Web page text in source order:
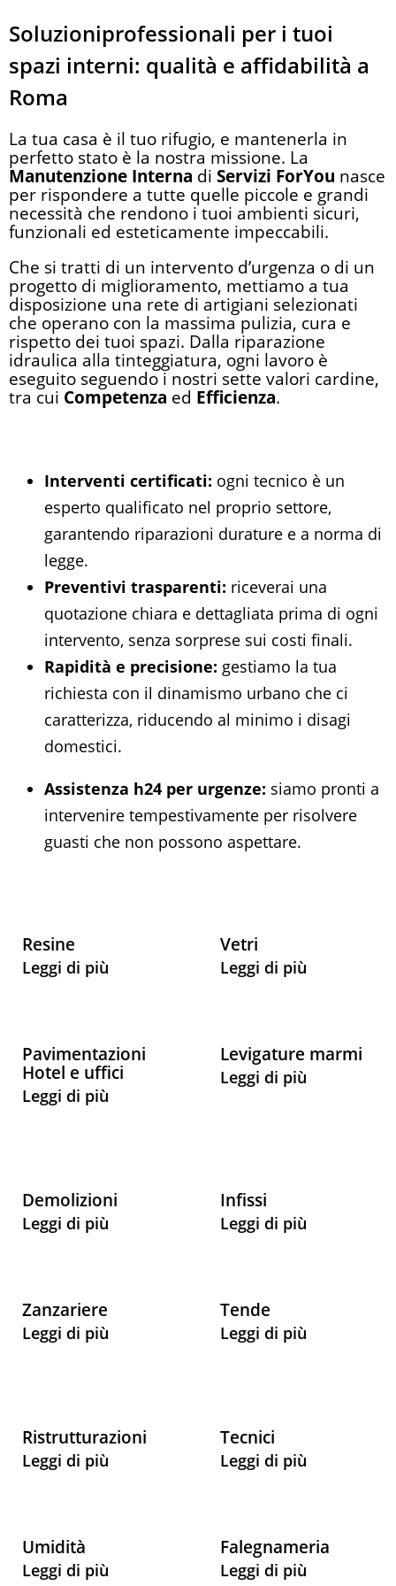
Soluzioniprofessionali per i tuoi
spazi interni: qualità e affidabilità a
Roma
La tua casa è il tuo rifugio, e mantenerla in
perfetto stato è la nostra missione. La
Manutenzione Interna di Servizi ForYou nasce
per rispondere a tutte quelle piccole e grandi
necessità che rendono i tuoi ambienti sicuri,
funzionali ed esteticamente impeccabili.
Che si tratti di un intervento d’urgenza o di un
progetto di miglioramento, mettiamo a tua
disposizione una rete di artigiani selezionati
che operano con la massima pulizia, cura e
rispetto dei tuoi spazi. Dalla riparazione
idraulica alla tinteggiatura, ogni lavoro è
eseguito seguendo i nostri sette valori cardine,
tra cui Competenza ed Efficienza.
Interventi certificati: ogni tecnico è un
esperto qualificato nel proprio settore,
garantendo riparazioni durature e a norma di
legge.
Preventivi trasparenti: riceverai una
quotazione chiara e dettagliata prima di ogni
intervento, senza sorprese sui costi finali.
Rapidità e precisione: gestiamo la tua
richiesta con il dinamismo urbano che ci
caratterizza, riducendo al minimo i disagi
domestici.
Assistenza h24 per urgenze: siamo pronti a
intervenire tempestivamente per risolvere
guasti che non possono aspettare.
Resine
Leggi di più
Vetri
Leggi di più
Pavimentazioni
Hotel e uffici
Leggi di più
Levigature marmi
Leggi di più
Demolizioni
Leggi di più
Infissi
Leggi di più
Zanzariere
Leggi di più
Tende
Leggi di più
Ristrutturazioni
Leggi di più
Tecnici
Leggi di più
Umidità
Leggi di più
Falegnameria
Leggi di più